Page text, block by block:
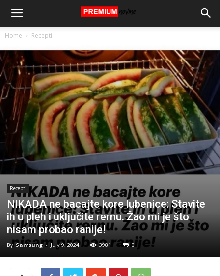
Home Recepti
Recepti
NIKADA ne bacajte kore lubenice: Stavite
ih u pleh i uključite rernu. Žao mi je što
nisam probao ranije!
By Samsung - July 9, 2024 3981 0